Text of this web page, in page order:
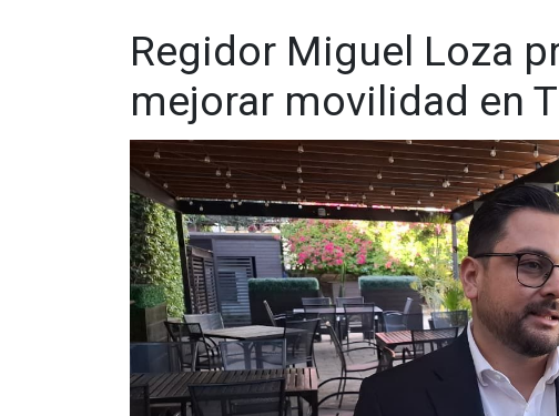
Regidor Miguel Loza
mejorar movilidad en